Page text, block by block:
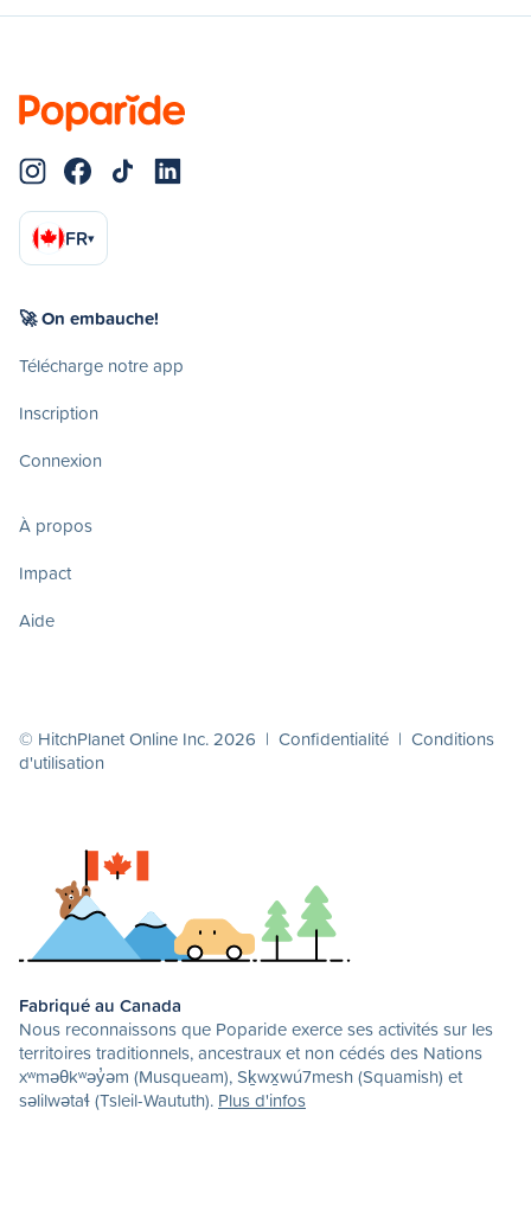
FR▾
🚀 On embauche!
Télécharge notre app
Inscription
Connexion
À propos
Impact
Aide
© HitchPlanet Online Inc. 2026 | Confidentialité | Conditions
d'utilisation
Fabriqué au Canada
Nous reconnaissons que Poparide exerce ses activités sur les
territoires traditionnels, ancestraux et non cédés des Nations
xʷməθkʷəy̓əm (Musqueam), Sḵwx̱wú7mesh (Squamish) et
səlilwətaɬ (Tsleil-Waututh). Plus d'infos